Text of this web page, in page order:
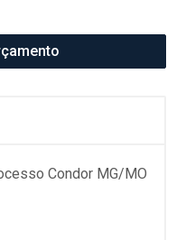
Condor MG/MO